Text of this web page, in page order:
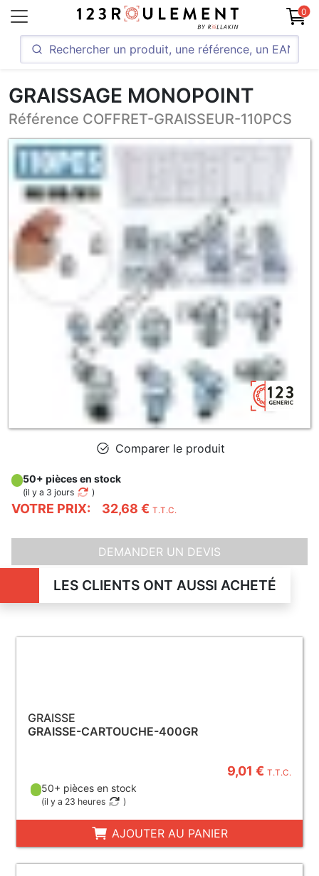
0
GRAISSAGE MONOPOINT
Référence COFFRET-GRAISSEUR-110PCS
Comparer le produit
VOTRE PRIX: 32,68 € T.T.C.
50+ pièces en stock
(il y a 3 jours )
DEMANDER UN DEVIS
LES CLIENTS ONT AUSSI ACHETÉ
GRAISSE
GRAISSE-CARTOUCHE-400GR
9,01 €T.T.C.
50+ pièces en stock
(il y a 23 heures )
AJOUTER AU PANIER